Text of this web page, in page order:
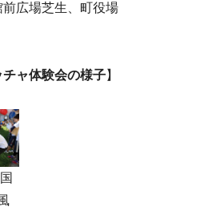
場芝生、町役場
ャ体験会の様子】